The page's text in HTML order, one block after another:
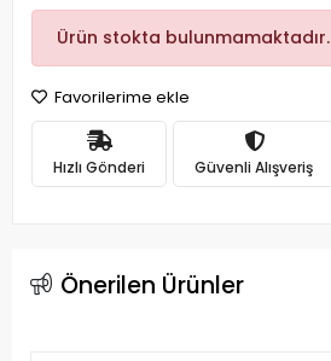
Ürün stokta bulunmamaktadır.
Favorilerime ekle
Hızlı Gönderi Güvenli Alışveriş
Önerilen Ürünler